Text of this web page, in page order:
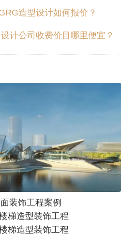
造型设计如何报价？
计公司收费价目哪里便宜？
装饰工程案例
梯造型装饰工程
梯造型装饰工程